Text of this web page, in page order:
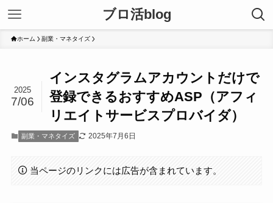
ブロ活blog
ホーム 副業・マネタイズ
インスタグラムアカウントだけで
登録できるおすすめASP（アフィ
リエイトサービスプロバイダ）
2025
7/06
副業・マネタイズ 2025年7月6日
当ページのリンクには広告が含まれています。